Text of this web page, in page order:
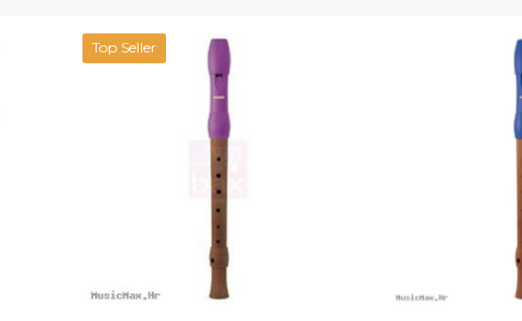
Top Seller